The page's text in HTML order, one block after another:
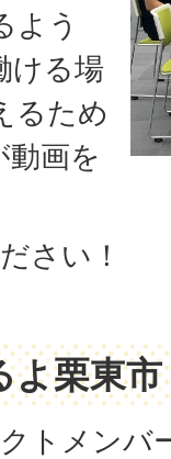
よう
ける場
るため
動画を
さい！
よ栗東市
トメンバ